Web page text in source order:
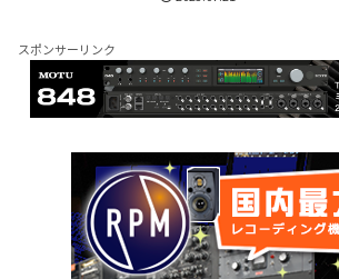
ーカー、Diamond Studio
スポンサーリンク